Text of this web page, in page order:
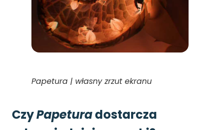
Papetura | własny zrzut ekranu
CzyPapeturadostarcza